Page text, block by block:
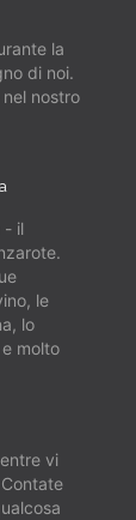
la
di noi.
nostro
- il
le
lo
molto
vi